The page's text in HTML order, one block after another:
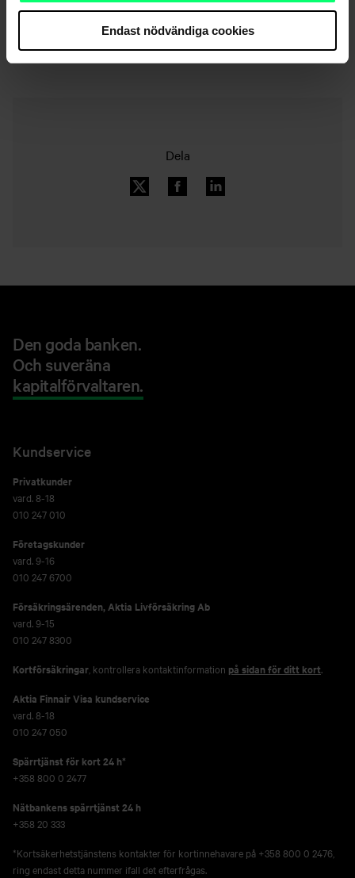
Endast nödvändiga cookies
Nyhetsarkiv
Dela
Den goda banken.
Och suveräna
kapitalförvaltaren.
Kundservice
Privatkunder
vard. 8-18
010 247 010
Företagskunder
vard. 9-16
010 247 6700
Försäkringsärenden,Aktia Livförsäkring Ab
vard. 9-15
010 247 8300
Kortförsäkringar , kontrollera kontaktinformation på sidan för ditt kort.
Aktia Finnair Visa kundservice
vard. 8-18
010 247 050
Spärrtjänst för kort 24 h*
+358 800 0 2477
Nätbankens spärrtjänst 24 h
+358 20 333
*Kortsäkerhetstjänstens kontakter för kortinnehavare på +358 800 0 2476,
ring endast detta nummer ifall det efterfrågas.